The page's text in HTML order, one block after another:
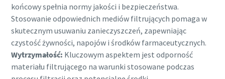
końcowy spełnia normy jakości i bezpieczeństwa.
Stosowanie odpowiednich mediów filtrujących pomaga w
skutecznym usuwaniu zanieczyszczeń, zapewniając
czystość żywności, napojów i środków farmaceutycznych.
Wytrzymałość: Kluczowym aspektem jest odporność
materiału filtrującego na warunki stosowane podczas